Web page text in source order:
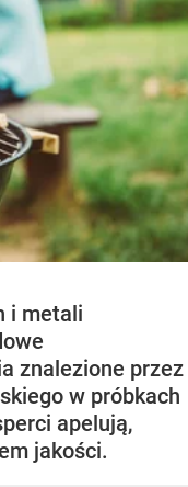
i metali
znalezione przez
w próbkach
apelują,
jakości.